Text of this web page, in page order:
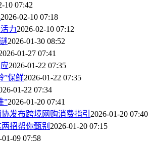
10 07:42
2026-02-10 07:18
力2026-02-10 07:12
2026-01-30 08:52
01-27 07:41
2026-01-22 07:35
”保鲜2026-01-22 07:35
01-22 07:34
”2026-01-20 07:41
发布跨境网购消费指引 2026-01-20 07:40
招帮你甄别 2026-01-20 07:15
01-09 07:58